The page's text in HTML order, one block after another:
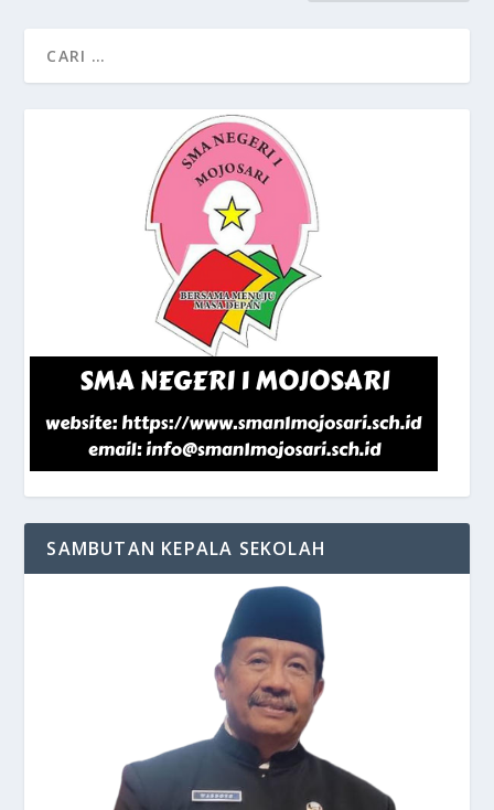
SAMBUTAN KEPALA SEKOLAH